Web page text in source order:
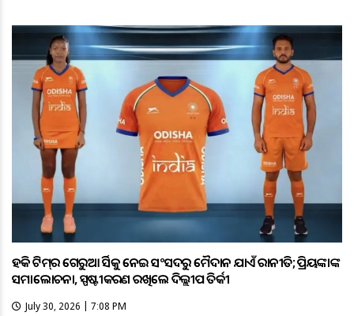
ହକି ଟିମ୍‌ର ଗେରୁଆ ଜର୍ସିକୁ ନେଇ ସଂସଦରୁ ମୈଦାନ ଯାଏଁ ରାଜନୀତି; ପ୍ରିୟଙ୍କାଙ୍କ
ସମାଲୋଚନା, ସ୍ପଷ୍ଟୀକରଣ ରଖିଲେ ଦିଲ୍ଲୀପ ତିର୍କୀ
July 30, 2026 | 7:08 PM